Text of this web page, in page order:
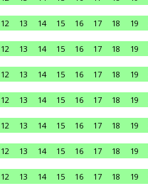
12 13 14 15 16 17 18 19
12 13 14 15 16 17 18 19
12 13 14 15 16 17 18 19
12 13 14 15 16 17 18 19
12 13 14 15 16 17 18 19
12 13 14 15 16 17 18 19
12 13 14 15 16 17 18 19